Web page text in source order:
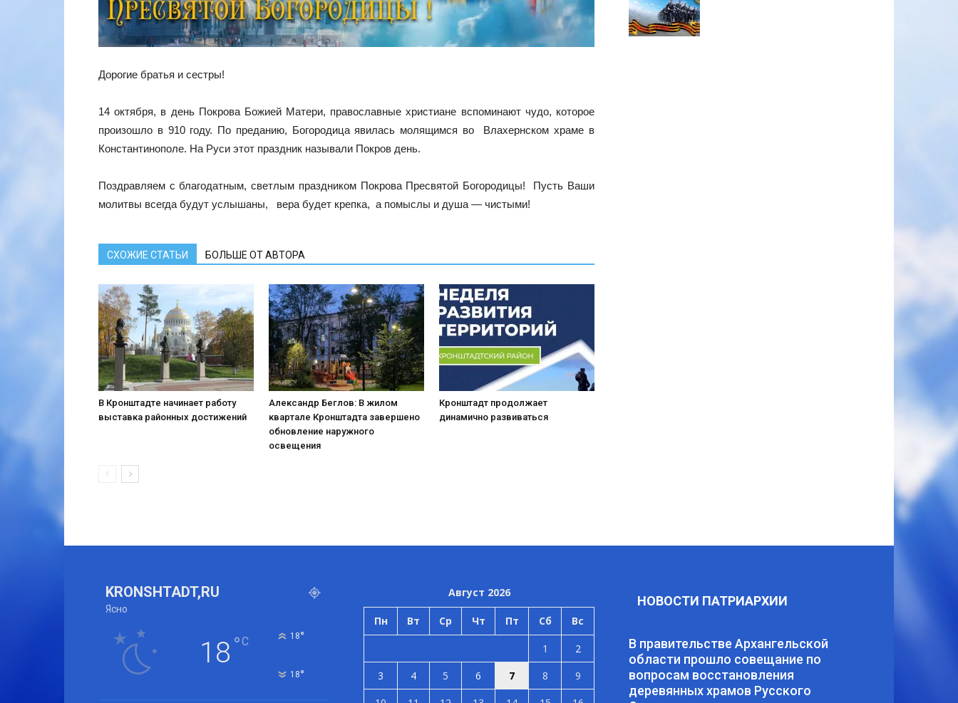
Дорогие братья и сестры!
14 октября, в день Покрова Божией Матери, православные христиане вспоминают чудо, которое
произошло в 910 году. По преданию, Богородица явилась молящимся во Влахернском храме в
Константинополе. На Руси этот праздник называли Покров день.
Поздравляем с благодатным, светлым праздником Покрова Пресвятой Богородицы! Пусть Ваши
молитвы всегда будут услышаны, вера будет крепка, а помыслы и душа — чистыми!
СХОЖИЕ СТАТЬИ БОЛЬШЕ ОТ АВТОРА
В Кронштадте начинает работу
выставка районных достижений
Александр Беглов: В жилом
квартале Кронштадта завершено
обновление наружного
освещения
Кронштадт продолжает
динамично развиваться
KRONSHTADT,RU
Ясно
18 °C 18°
18°
Август 2026
Пн Вт Ср Чт Пт Сб Вс
1
2
3
4 5 6 7 8
9
НОВОСТИ ПАТРИАРХИИ
В правительстве Архангельской
области прошло совещание по
вопросам восстановления
деревянных храмов Русского